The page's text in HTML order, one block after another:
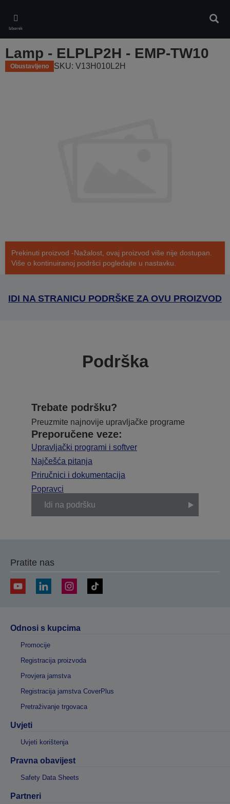
main
content
Izbornik
Lamp - ELPLP2H - EMP-TW10
Obustavljeno SKU: V13H010L2H
Prekinuti proizvod -Nažalost, ovaj proizvod više nije dostupan.
Više o kontinuiranoj podršci pogledajte u nastavku.
IDI NA STRANICU PODRŠKE ZA OVU PROIZVOD
Podrška
Trebate podršku?
Preuzmite najnovije upravljačke programe
Preporučene veze:
Upravljački programi i softver
Najčešća pitanja
Priručnici i dokumentacija
Popravci
Idi na podršku
Pratite nas
Odnosi s kupcima
Promocije
Registracija proizvoda
Provjera jamstva
Registracija jamstva CoverPlus
Pretraživanje trgovaca
Uvjeti
Uvjeti korištenja
Pravna obavijest
Safety Data Sheets
Partneri